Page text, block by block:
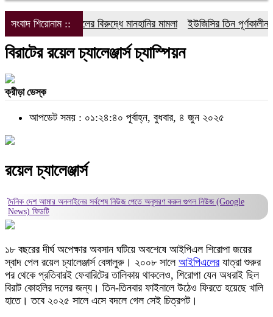
সংবাদ শিরোনাম ::ডিপজলের বিরুদ্ধে মানহানির মামলা ইউজিসির তিন পূর্ণকালীন
বিরাটের রয়েল চ্যালেঞ্জার্স চ্যাস্পিয়ন
ক্রীড়া ডেস্ক
আপডেট সময় : ০১:২৪:৪০ পূর্বাহ্ন, বুধবার, ৪ জুন ২০২৫
রয়েল চ্যালেঞ্জার্স
দৈনিক দেশ আমার অনলাইনের সর্বশেষ নিউজ পেতে অনুসরণ করুন গুগল নিউজ (Google
News) ফিডটি
১৮ বছরের দীর্ঘ অপেক্ষার অবসান ঘটিয়ে অবশেষে আইপিএল শিরোপা জয়ের
স্বাদ পেল রয়েল চ্যালেঞ্জার্স বেঙ্গালুরু। ২০০৮ সালে আইপিএলেরযাত্রা শুরুর
পর থেকে প্রতিবারই ফেবারিটের তালিকায় থাকলেও, শিরোপা যেন অধরাই ছিল
বিরাট কোহলির দলের জন্য। তিন-তিনবার ফাইনালে উঠেও ফিরতে হয়েছে খালি
হাতে। তবে ২০২৫ সালে এসে বদলে গেল সেই চিত্রপট।